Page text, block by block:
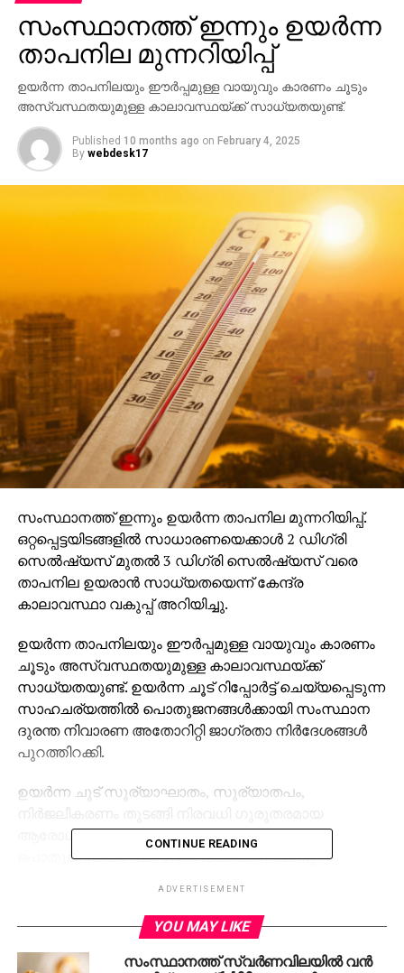
സംസ്ഥാനത്ത് ഇന്നും ഉയര്‍ന്ന
താപനില മുന്നറിയിപ്പ്
ഉയര്‍ന്ന താപനിലയും ഈര്‍പ്പമുള്ള വായുവും കാരണം ചൂടും
അസ്വസ്ഥതയുമുള്ള കാലാവസ്ഥയ്ക്ക് സാധ്യതയുണ്ട്.
Published 10 months ago on February 4, 2025
By webdesk17
സംസ്ഥാനത്ത് ഇന്നും ഉയര്‍ന്ന താപനില മുന്നറിയിപ്പ്.
ഒറ്റപ്പെട്ടയിടങ്ങളില്‍ സാധാരണയെക്കാള്‍ 2 ഡിഗ്രി
സെല്‍ഷ്യസ് മുതല്‍ 3 ഡിഗ്രി സെല്‍ഷ്യസ് വരെ
താപനില ഉയരാന്‍ സാധ്യതയെന്ന് കേന്ദ്ര
കാലാവസ്ഥാ വകുപ്പ് അറിയിച്ചു.
ഉയര്‍ന്ന താപനിലയും ഈര്‍പ്പമുള്ള വായുവും കാരണം
ചൂടും അസ്വസ്ഥതയുമുള്ള കാലാവസ്ഥയ്ക്ക്
സാധ്യതയുണ്ട്. ഉയര്‍ന്ന ചൂട് റിപ്പോര്‍ട്ട് ചെയ്യപ്പെടുന്ന
സാഹചര്യത്തില്‍ പൊതുജനങ്ങള്‍ക്കായി സംസ്ഥാന
ദുരന്ത നിവാരണ അതോറിറ്റി ജാഗ്രതാ നിര്‍ദേശങ്ങള്‍
പുറത്തിറക്കി.
ഉയര്‍ന്ന ചൂട് സൂര്യാഘാതം, സൂര്യാതപം,
ആരോഗ്യ പ്രശ്‌നങ്ങള്‍ക്ക് കാരണമാകും.
പൊതുജനങ്ങള്‍ ?ജാ?ഗ്രത പാലിക്കണമെന്നു
പകല്‍ 11 മുതല്‍ 3 മണി വരെയുള്ള സമയത്ത് നേരിട്ട്
ശരീരത്തില്‍ കൂടുതല്‍ സമയം തുടര്‍ച്ചയായി
സൂര്യപ്രകാശം ഏല്‍ക്കുന്നത് ഒഴിവാക്കുക. പരമാവധി
CONTINUE READING
ADVERTISEMENT
YOU MAY LIKE
സംസ്ഥാനത്ത് സ്വര്‍ണവിലയില്‍ വന്‍